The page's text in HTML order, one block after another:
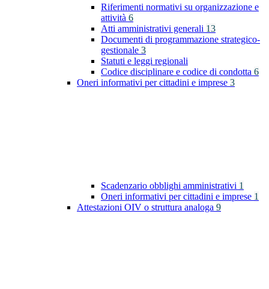
Riferimenti normativi su organizzazione e
attività 6
Atti amministrativi generali 13
Documenti di programmazione strategico-
gestionale 3
Statuti e leggi regionali
Codice disciplinare e codice di condotta 6
Oneri informativi per cittadini e imprese 3
Scadenzario obblighi amministrativi 1
Oneri informativi per cittadini e imprese 1
Attestazioni OIV o struttura analoga 9